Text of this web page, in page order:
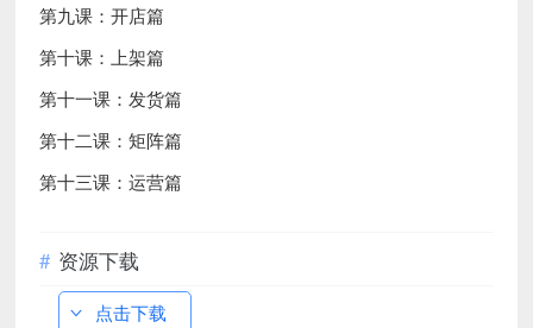
第九课：开店篇
第十课：上架篇
第十一课：发货篇
第十二课：矩阵篇
第十三课：运营篇
资源下载
点击下载